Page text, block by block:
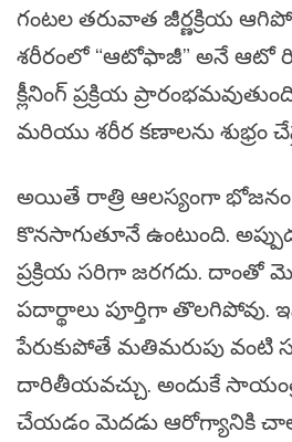
గంటల తరువాత జీర్ణక్రియ
శరీరంలో “ఆటోఫాజీ” అనే ఆటో
క్లీనింగ్ ప్రక్రియ
మరియు శరీర కణాలను శుభ్రం
అయితే రాత్రి ఆలస్యంగా భోజనం
కొనసాగుతూనే ఉంటుంది.
ప్రక్రియ సరిగా జరగదు. దాంతో
పదార్థాలు పూర్తిగా తొలగిపోవు.
పేరుకుపోతే మతిమరుపు వంటి
దారితీయవచ్చు. అందుకే
చేయడం మెదడు ఆరోగ్యానికి